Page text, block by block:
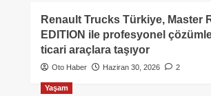
Renault Trucks Türkiye, Master
EDITION ile profesyonel
ticari araçlara taşıyor
Oto Haber Haziran 30, 2026 2
Yaşam